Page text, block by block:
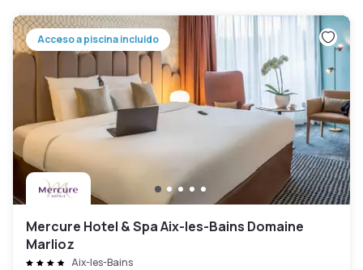
Acceso a piscina incluido
Mercure Hotel & Spa Aix-les-Bains Domaine
Marlioz
Aix-les-Bains